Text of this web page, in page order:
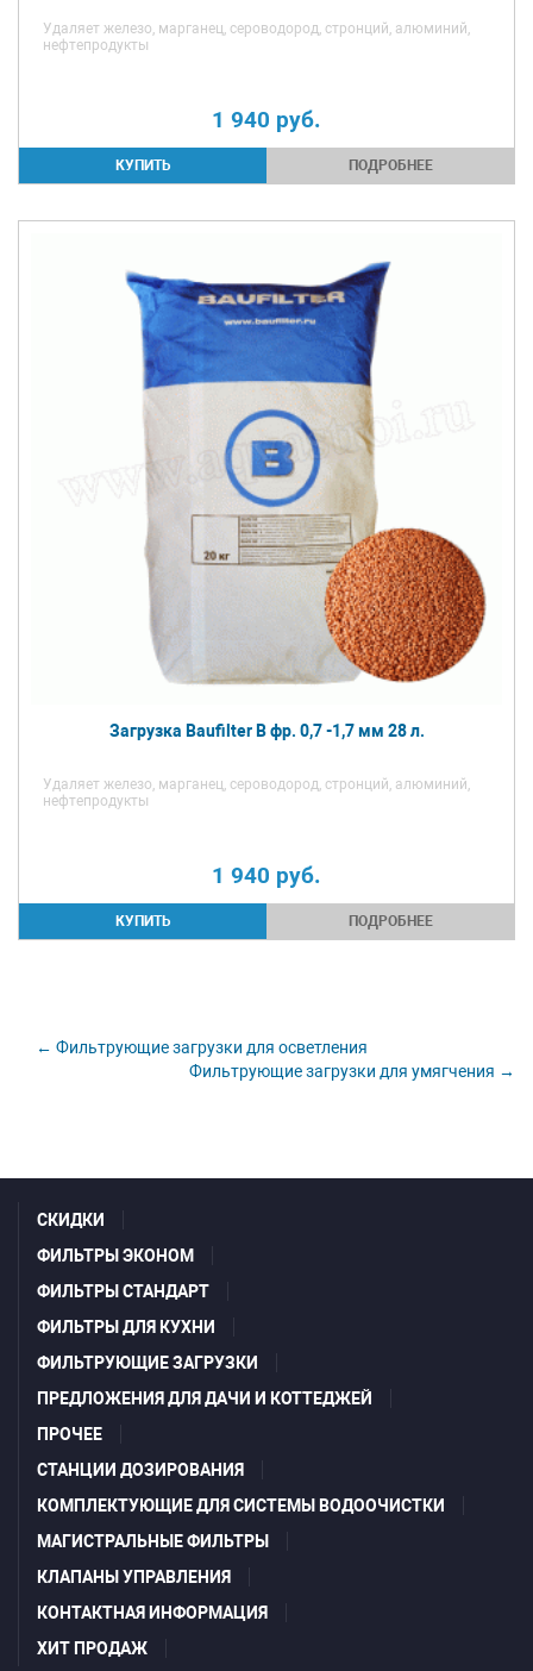
Удаляет железо, марганец, сероводород, стронций, алюминий,
нефтепродукты
1 940 руб.
ПОДРОБНЕЕ
Загрузка Baufilter B фр. 0,7 -1,7 мм 28 л.
Удаляет железо, марганец, сероводород, стронций, алюминий,
нефтепродукты
1 940 руб.
ПОДРОБНЕЕ
← Фильтрующие загрузки для осветления
Фильтрующие загрузки для умягчения →
СКИДКИ
ФИЛЬТРЫ ЭКОНОМ
ФИЛЬТРЫ СТАНДАРТ
ФИЛЬТРЫ ДЛЯ КУХНИ
ФИЛЬТРУЮЩИЕ ЗАГРУЗКИ
ПРЕДЛОЖЕНИЯ ДЛЯ ДАЧИ И КОТТЕДЖЕЙ
ПРОЧЕЕ
СТАНЦИИ ДОЗИРОВАНИЯ
КОМПЛЕКТУЮЩИЕ ДЛЯ СИСТЕМЫ ВОДООЧИСТКИ
МАГИСТРАЛЬНЫЕ ФИЛЬТРЫ
КЛАПАНЫ УПРАВЛЕНИЯ
КОНТАКТНАЯ ИНФОРМАЦИЯ
ХИТ ПРОДАЖ